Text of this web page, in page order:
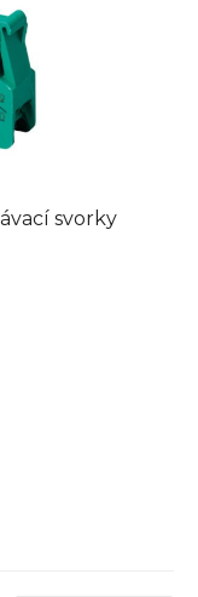
svorky